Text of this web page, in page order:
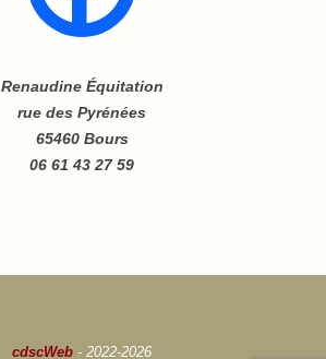
Renaudine Équitation
rue des Pyrénées
65460 Bours
06 61 43 27 59
cdscWeb - 2022-2026